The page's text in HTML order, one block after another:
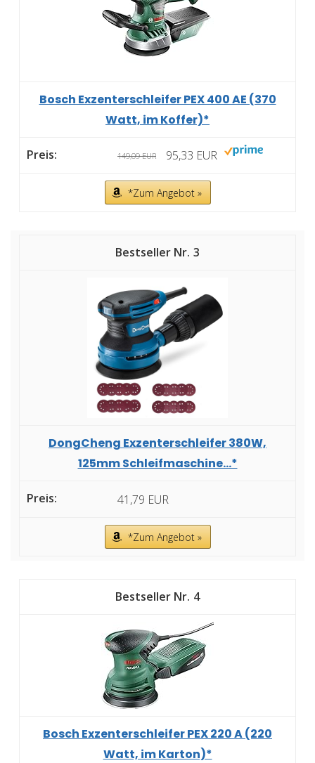
Bosch Exzenterschleifer PEX 400 AE (370
Watt, im Koffer)*
149,09 EUR 95,33 EUR
*Zum Angebot »
3
DongCheng Exzenterschleifer 380W,
125mm Schleifmaschine...*
41,79 EUR
*Zum Angebot »
4
Bosch Exzenterschleifer PEX 220 A (220
Watt, im Karton)*